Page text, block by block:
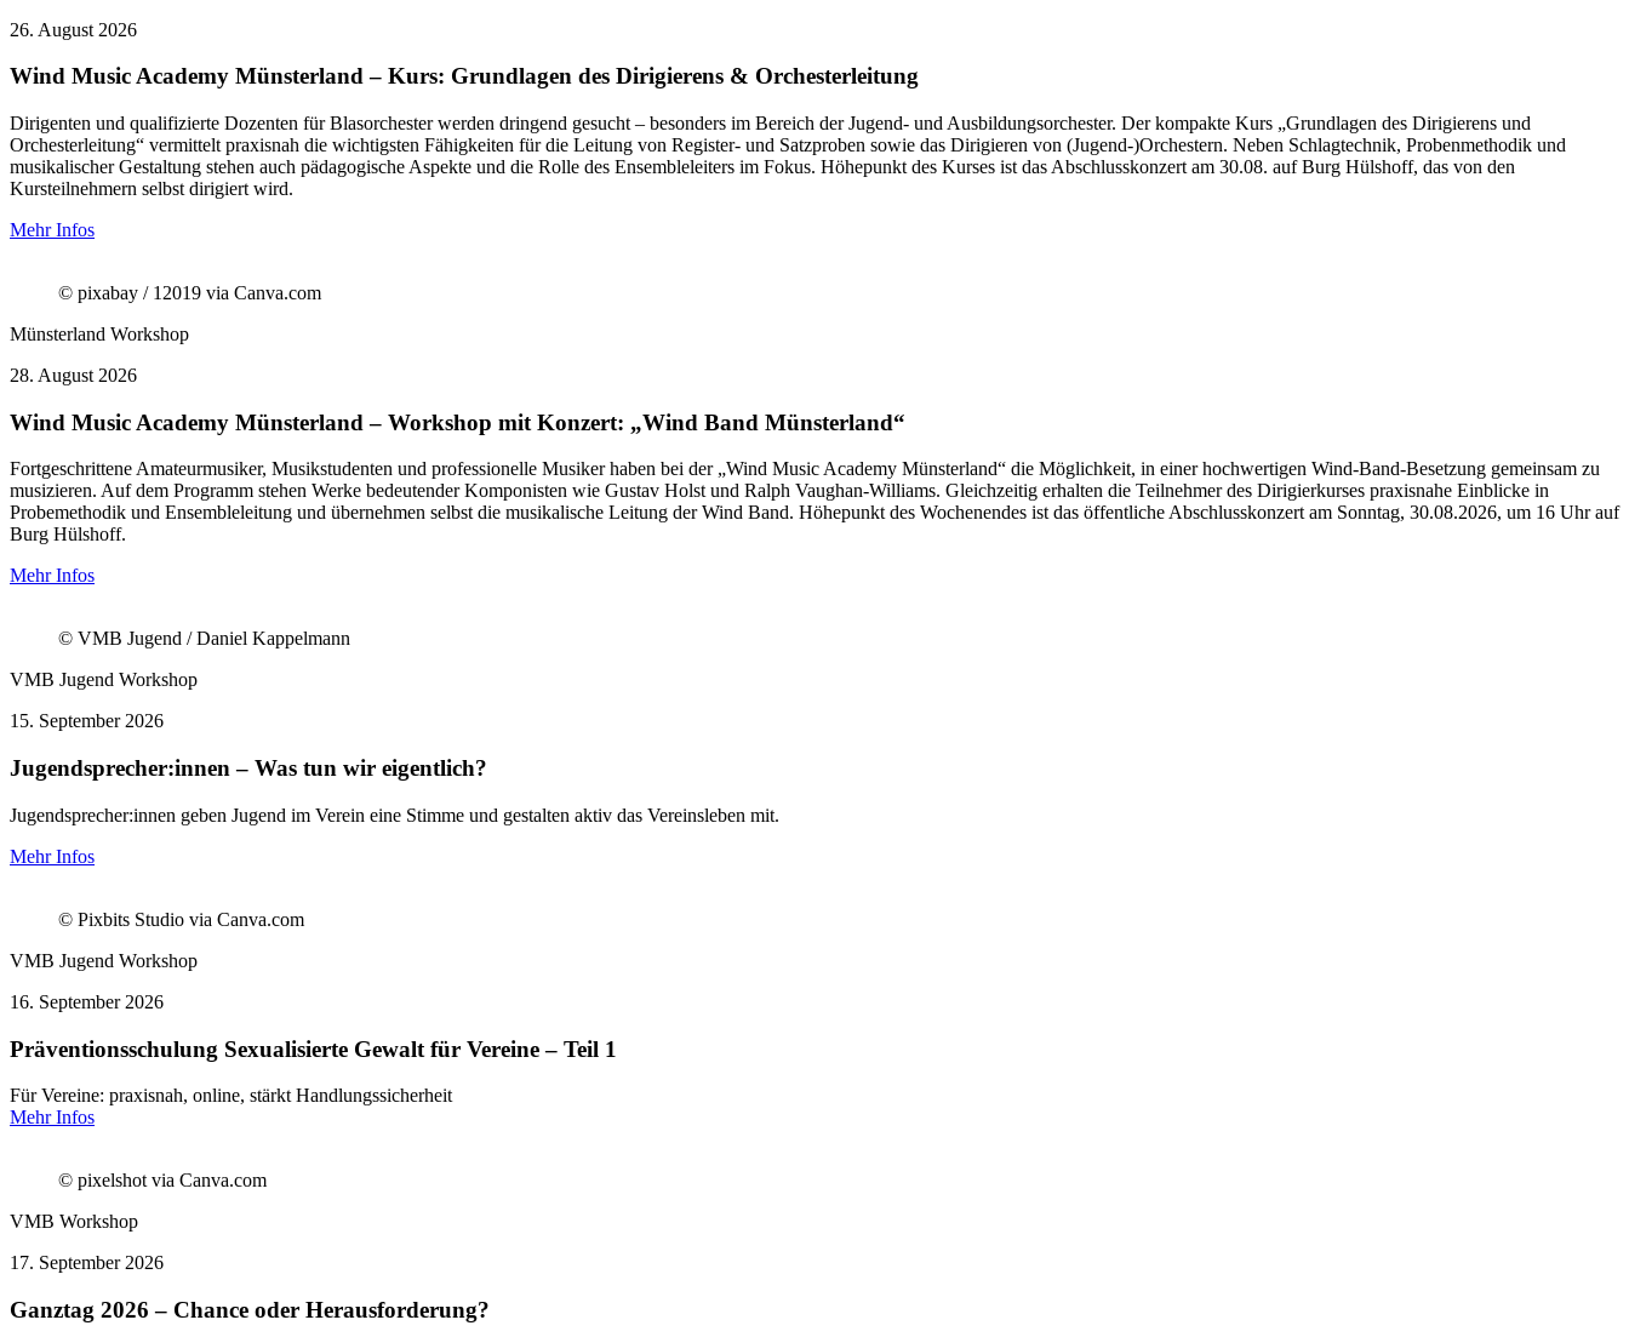
26. August 2026
Wind Music Academy Münsterland – Kurs: Grundlagen des Dirigierens & Orchesterleitung
Dirigenten und qualifizierte Dozenten für Blasorchester werden dringend gesucht – besonders im Bereich der Jugend- und Ausbildungsorchester. Der kompakte Kurs „Grundlagen des Dirigierens und
Orchesterleitung“ vermittelt praxisnah die wichtigsten Fähigkeiten für die Leitung von Register- und Satzproben sowie das Dirigieren von (Jugend-)Orchestern. Neben Schlagtechnik, Probenmethodik und
musikalischer Gestaltung stehen auch pädagogische Aspekte und die Rolle des Ensembleleiters im Fokus. Höhepunkt des Kurses ist das Abschlusskonzert am 30.08. auf Burg Hülshoff, das von den
Kursteilnehmern selbst dirigiert wird.
Mehr Infos
© pixabay / 12019 via Canva.com
Münsterland Workshop
28. August 2026
Wind Music Academy Münsterland – Workshop mit Konzert: „Wind Band Münsterland“
Fortgeschrittene Amateurmusiker, Musikstudenten und professionelle Musiker haben bei der „Wind Music Academy Münsterland“ die Möglichkeit, in einer hochwertigen Wind-Band-Besetzung gemeinsam zu
musizieren. Auf dem Programm stehen Werke bedeutender Komponisten wie Gustav Holst und Ralph Vaughan-Williams. Gleichzeitig erhalten die Teilnehmer des Dirigierkurses praxisnahe Einblicke in
Probemethodik und Ensembleleitung und übernehmen selbst die musikalische Leitung der Wind Band. Höhepunkt des Wochenendes ist das öffentliche Abschlusskonzert am Sonntag, 30.08.2026, um 16 Uhr auf
Burg Hülshoff.
Mehr Infos
© VMB Jugend / Daniel Kappelmann
VMB Jugend Workshop
15. September 2026
Jugendsprecher:innen – Was tun wir eigentlich?
Jugendsprecher:innen geben Jugend im Verein eine Stimme und gestalten aktiv das Vereinsleben mit.
Mehr Infos
© Pixbits Studio via Canva.com
VMB Jugend Workshop
16. September 2026
Präventionsschulung Sexualisierte Gewalt für Vereine – Teil 1
Für Vereine: praxisnah, online, stärkt Handlungssicherheit
Mehr Infos
© pixelshot via Canva.com
VMB Workshop
17. September 2026
Ganztag 2026 – Chance oder Herausforderung?